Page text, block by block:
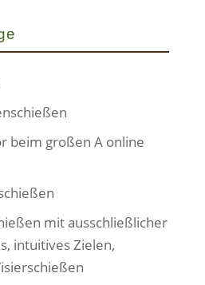
beim großen A online
mit ausschließlicher
intuitives Zielen,